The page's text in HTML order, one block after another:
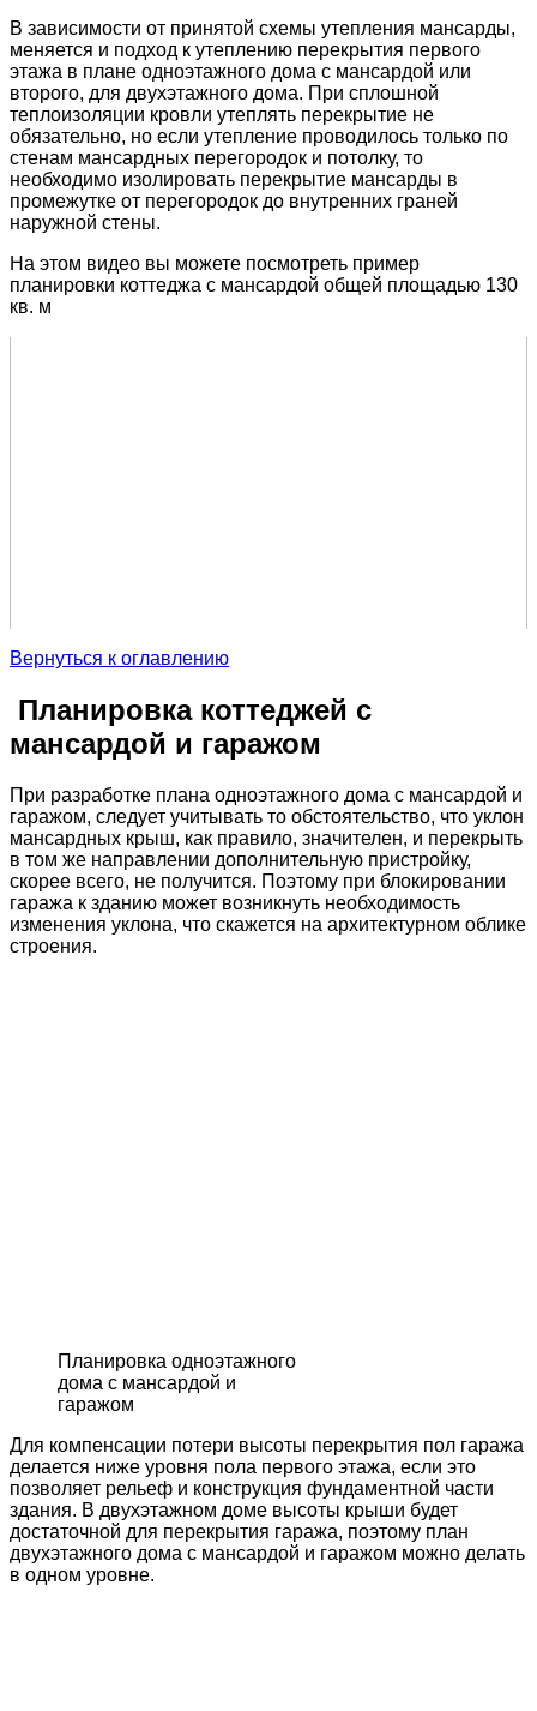
В зависимости от принятой схемы утепления мансарды,
меняется и подход к утеплению перекрытия первого
этажа в плане одноэтажного дома с мансардой или
второго, для двухэтажного дома. При сплошной
теплоизоляции кровли утеплять перекрытие не
обязательно, но если утепление проводилось только по
стенам мансардных перегородок и потолку, то
необходимо изолировать перекрытие мансарды в
промежутке от перегородок до внутренних граней
наружной стены.
На этом видео вы можете посмотреть пример
планировки коттеджа с мансардой общей площадью 130
кв. м
Вернуться к оглавлению
Планировка коттеджей с
мансардой и гаражом
При разработке плана одноэтажного дома с мансардой и
гаражом, следует учитывать то обстоятельство, что уклон
мансардных крыш, как правило, значителен, и перекрыть
в том же направлении дополнительную пристройку,
скорее всего, не получится. Поэтому при блокировании
гаража к зданию может возникнуть необходимость
изменения уклона, что скажется на архитектурном облике
строения.
Планировка одноэтажного
дома с мансардой и
гаражом
Для компенсации потери высоты перекрытия пол гаража
делается ниже уровня пола первого этажа, если это
позволяет рельеф и конструкция фундаментной части
здания. В двухэтажном доме высоты крыши будет
достаточной для перекрытия гаража, поэтому план
двухэтажного дома с мансардой и гаражом можно делать
в одном уровне.